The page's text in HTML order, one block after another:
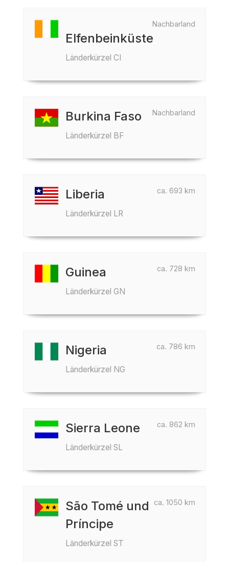
Nachbarland
Elfenbeinküste
Länderkürzel CI
Nachbarland
Burkina Faso
Länderkürzel BF
ca. 693 km
Liberia
Länderkürzel LR
ca. 728 km
Guinea
Länderkürzel GN
ca. 786 km
Nigeria
Länderkürzel NG
ca. 862 km
Sierra Leone
Länderkürzel SL
ca. 1050 km
São Tomé und
Príncipe
Länderkürzel ST